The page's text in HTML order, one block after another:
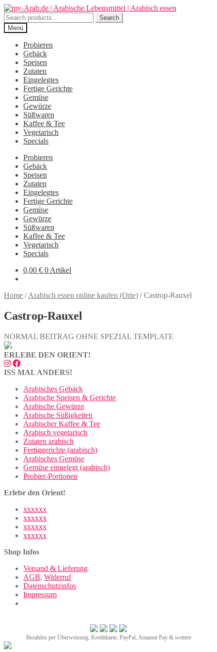
Zur
Navigation
springen
Zum
Inhalt
springen
Search
for:
Search
Menü
Probieren
Gebäck
Speisen
Zutaten
Eingelegtes
Fertige Gerichte
Gemüse
Gewürze
Süßwaren
Kaffee & Tee
Vegetarisch
Specials
Probieren
Gebäck
Speisen
Zutaten
Eingelegtes
Fertige Gerichte
Gemüse
Gewürze
Süßwaren
Kaffee & Tee
Vegetarisch
Specials
0,00 € 0 Artikel
Home /Arabisch essen online kaufen (Orte) /Castrop-Rauxel
Castrop-Rauxel
NORMAL BEITRAG OHNE SPEZIAL TEMPLATE
ERLEBE DEN ORIENT!
ISS MAL ANDERS!
Arabisches Gebäck
Arabische Speisen & Gerichte
Arabische Gewürze
Arabische Süßigkeiten
Arabischer Kaffee & Tee
Arabisch vegetarisch
Zutaten arabisch
Fertiggerichte (arabisch)
Arabisches Gemüse
Gemüse eingelegt (arabisch)
Probier-Portionen
Erlebe den Orient!
xxxxxx
xxxxxx
xxxxxx
xxxxxx
Shop Infos
Versand & Lieferung
AGB, Widerruf
Datenschutzinfos
Impressum